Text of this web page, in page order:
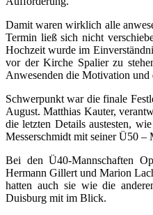
Damit waren wirklich alle
Termin ließ sich nicht
Hochzeit wurde im
vor der Kirche Spalier zu
Anwesenden die Motivation und
Schwerpunkt war die finale
August. Matthias Kauter,
die letzten Details austesten,
Messerschmidt mit seiner Ü50 –
Bei den Ü40-Mannschaften
Hermann Gillert und Marion
hatten auch sie wie die
Duisburg mit im Blick.